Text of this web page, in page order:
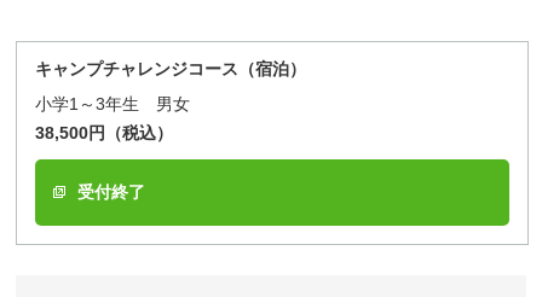
キャンプチャレンジコース（宿泊）
小学1～3年生 男女
38,500円（税込）
受付終了